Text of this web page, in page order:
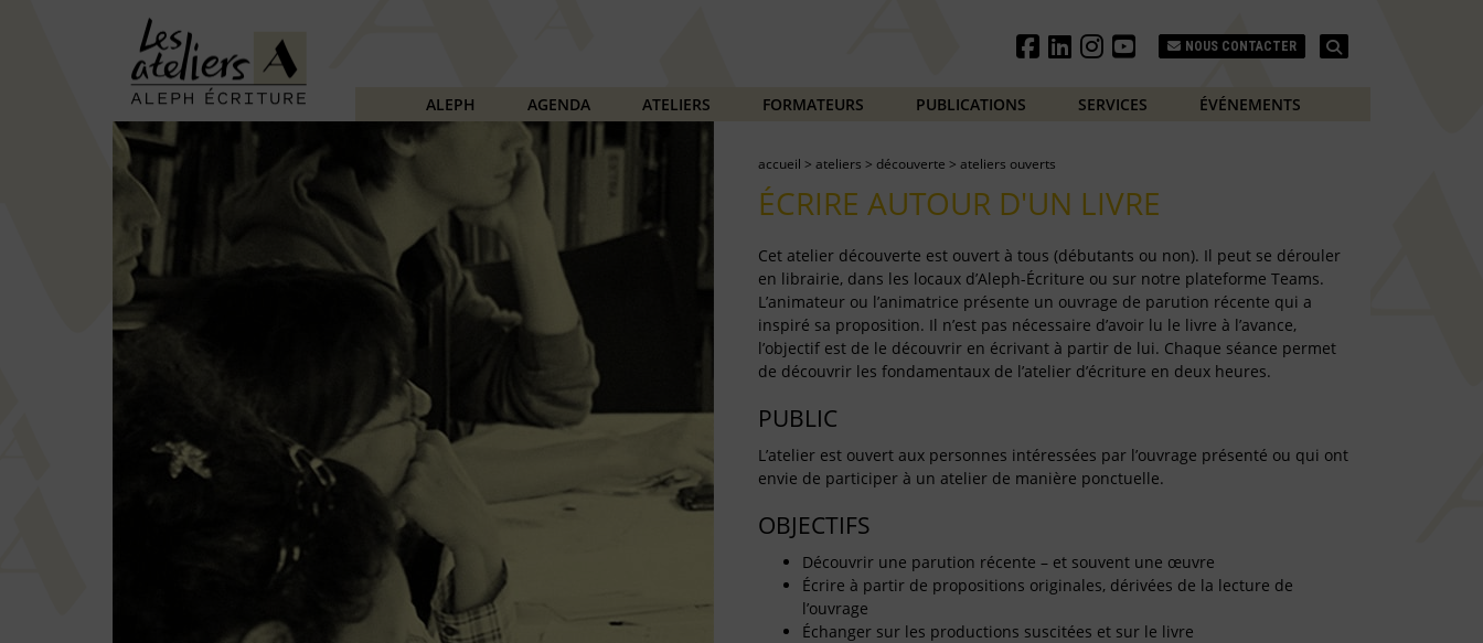
NOUS CONTACTER
ALEPH AGENDA ATELIERS FORMATEURS PUBLICATIONS SERVICES ÉVÉNEMENTS
accueil > ateliers > découverte > ateliers ouverts
ÉCRIRE AUTOUR D'UN LIVRE
Cet atelier découverte est ouvert à tous (débutants ou non). Il peut se dérouler
en librairie, dans les locaux d’Aleph-Écriture ou sur notre plateforme Teams.
L’animateur ou l’animatrice présente un ouvrage de parution récente qui a
inspiré sa proposition. Il n’est pas nécessaire d’avoir lu le livre à l’avance,
l’objectif est de le découvrir en écrivant à partir de lui. Chaque séance permet
de découvrir les fondamentaux de l’atelier d’écriture en deux heures.
PUBLIC
L’atelier est ouvert aux personnes intéressées par l’ouvrage présenté ou qui ont
envie de participer à un atelier de manière ponctuelle.
OBJECTIFS
Découvrir une parution récente – et souvent une œuvre
Écrire à partir de propositions originales, dérivées de la lecture de
l’ouvrage
Échanger sur les productions suscitées et sur le livre